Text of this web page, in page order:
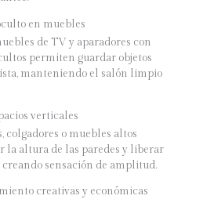
en muebles
de TV y aparadores con
permiten guardar objetos
manteniendo el salón limpio
verticales
colgadores o muebles altos
la altura de las paredes y liberar
creando sensación de amplitud.
creativas y económicas